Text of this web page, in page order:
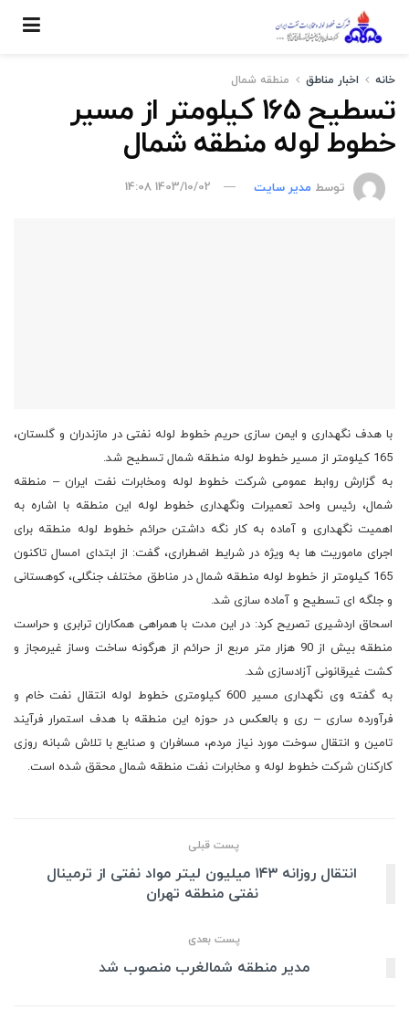
خانه اخبار مناطق منطقه شمال
تسطیح 165 کیلومتر از مسیر
خطوط لوله منطقه شمال
توسط مدیر سایت 1403/10/02 14:08
با هدف نگهداری و ایمن سازی حریم خطوط لوله نفتی در مازندران و گلستان،
165 کیلومتر از مسیر خطوط لوله منطقه شمال تسطیح شد.
به گزارش روابط عمومی شرکت خطوط لوله ومخابرات نفت ایران – منطقه
شمال، رئیس واحد تعمیرات ونگهداری خطوط لوله این منطقه با اشاره به
اهمیت نگهداری و آماده به کار نگه داشتن حرائم خطوط لوله منطقه برای
اجرای ماموریت ها به ویژه در شرایط اضطراری، گفت: از ابتدای امسال تاکنون
165 کیلومتر از خطوط لوله منطقه شمال در مناطق مختلف جنگلی، کوهستانی
و جلگه ای تسطیح و آماده سازی شد.
اسحاق اردشیری تصریح کرد: در این مدت با همراهی همکاران ترابری و حراست
منطقه بیش از 90 هزار متر مربع از حرائم از هرگونه ساخت وساز غیرمجاز و
کشت غیرقانونی آزادسازی شد.
به گفته وی نگهداری مسیر 600 کیلومتری خطوط لوله انتقال نفت خام و
فرآورده ساری – ری و بالعکس در حوزه این منطقه با هدف استمرار فرآیند
تامین و انتقال سوخت مورد نیاز مردم، مسافران و صنایع با تلاش شبانه روزی
کارکنان شرکت خطوط لوله و مخابرات نفت منطقه شمال محقق شده است.
پست قبلی
انتقال روزانه ۱۴۳ میلیون لیتر مواد نفتی از ترمینال
نفتی منطقه تهران
پست بعدی
مدیر منطقه شمالغرب منصوب شد